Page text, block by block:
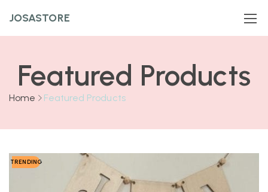
JOSASTORE
Featured Products
Home Featured Products
TRENDING